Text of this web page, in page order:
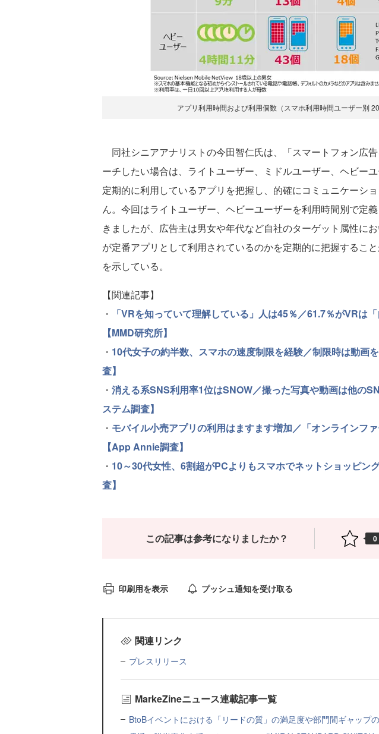
アプリ利用時間および利用個数（スマホ利用時間ユーザー別
同社シニアアナリストの今田智仁氏は、「スマートフォン広
ーチしたい場合は、ライトユーザー、ミドルユーザー、ヘビー
定期的に利用しているアプリを把握し、的確にコミュニケーシ
ん。今回はライトユーザー、ヘビーユーザーを利用時間別で定
きましたが、広告主は男女や年代など自社のターゲット属性に
が定番アプリとして利用されているのかを定期的に把握するこ
を示している。
【関連記事】
・
「VRを知っていて理解している」人は45％／61.7％がVRは
【MMD研究所】
・ 10代女子の約半数、スマホの速度制限を経験／制限時は動画
査】
・ 消える系SNS利用率1位はSNOW／撮った写真や動画は他の
ステム調査】
・ モバイル小売アプリの利用はますます増加／「オンラインフ
【App Annie調査】
・ 10～30代女性、6割超がPCよりもスマホでネットショッピン
査】
この記事は参考になりましたか？ 0
印刷用を表示 プッシュ通知を受け取る
関連リンク
プレスリリース
MarkeZineニュース連載記事一覧
BtoBイベントにおける「リードの質」の満足度や部門間ギャップ